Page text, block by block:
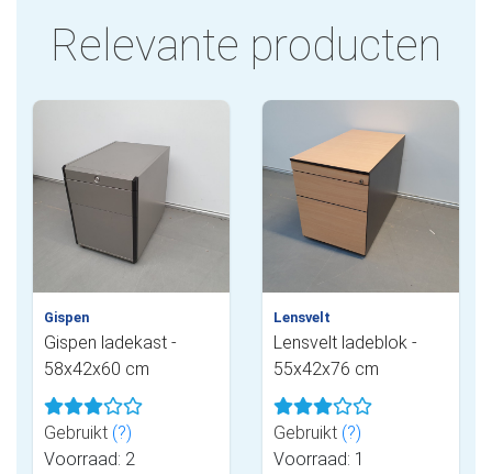
Relevante producten
Gispen
Gispen ladekast -
58x42x60 cm
Gebruikt (?)
Voorraad: 2
Lensvelt
Lensvelt ladeblok -
55x42x76 cm
Gebruikt (?)
Voorraad: 1